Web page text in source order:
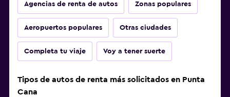
Agencias de renta de autos Zonas populares
Aeropuertos populares Otras ciudades
Completa tu viaje Voy a tener suerte
Tipos de autos de renta más solicitados en Punta
Cana